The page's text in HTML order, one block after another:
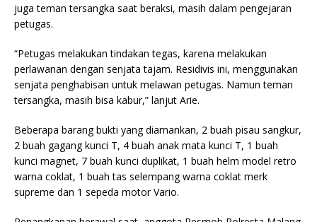
juga teman tersangka saat beraksi, masih dalam pengejaran
petugas.
“Petugas melakukan tindakan tegas, karena melakukan
perlawanan dengan senjata tajam. Residivis ini, menggunakan
senjata penghabisan untuk melawan petugas. Namun teman
tersangka, masih bisa kabur,” lanjut Arie.
Beberapa barang bukti yang diamankan, 2 buah pisau sangkur,
2 buah gagang kunci T, 4 buah anak mata kunci T, 1 buah
kunci magnet, 7 buah kunci duplikat, 1 buah helm model retro
warna coklat, 1 buah tas selempang warna coklat merk
supreme dan 1 sepeda motor Vario.